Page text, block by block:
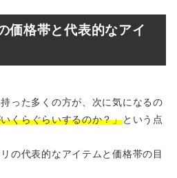
価格帯と代表的なアイ
った多くの方が、次に気になるの
くらぐらいするのか？」という点
の代表的なアイテムと価格帯の目